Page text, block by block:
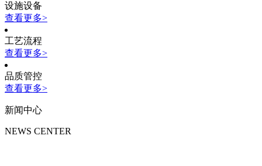
设施设备
查看更多>
工艺流程
查看更多>
品质管控
查看更多>
新闻中心
NEWS CENTER